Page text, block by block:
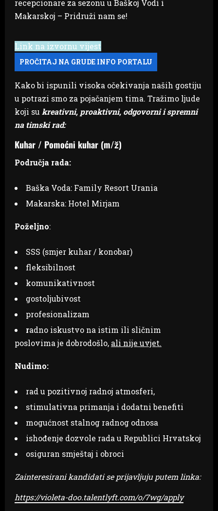
Link na izvornu vijest
Kako bi ispunili visoka očekivanja naših gostiju
u potrazi smo za pojačanjem tima. Tražimo ljude
koji su kreativni, proaktivni, odgovorni i spremni
na timski rad:
Kuhar / Pomoćni kuhar (m/ž)
Područja rada:
Baška Voda: Family Resort Urania
Makarska: Hotel Mirjam
Poželjno:
SSS (smjer kuhar / konobar)
fleksibilnost
komunikativnost
gostoljubivost
profesionalizam
radno iskustvo na istim ili sličnim
poslovima je dobrodošlo, ali nije uvjet.
Nudimo:
rad u pozitivnoj radnoj atmosferi,
stimulativna primanja i dodatni benefiti
mogućnost stalnog radnog odnosa
ishođenje dozvole rada u Republici Hrvatskoj
osiguran smještaj i obroci
Zainteresirani kandidati se prijavljuju putem linka:
https://violeta-doo.talentlyft.com/o/7wg/apply